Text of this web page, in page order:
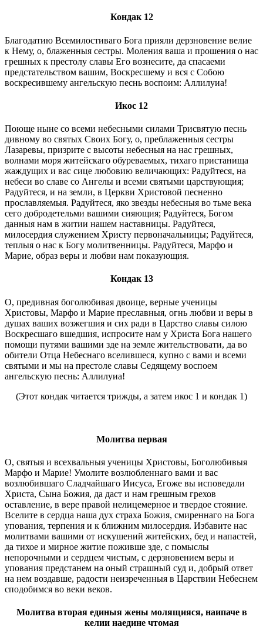
Кондак 12
Благодатию Всемилостиваго Бога прияли дерзновение велие
к Нему, о, блаженныя сестры. Моления ваша и прошения о нас
грешных к престолу славы Его вознесите, да спасаеми
предстательством вашим, Воскресшему и вся с Собою
воскресившему ангельскую песнь воспоим: Аллилуиа!
Икос 12
Поюще ныне со всеми небесными силами Трисвятую песнь
дивному во святых Своих Богу, о, преблаженныя сестры
Лазаревы, призрите с высоты небесныя на нас грешных,
волнами моря житейскаго обуреваемых, тихаго пристанища
жаждущих и вас сице любовию величающих: Радуйтеся, на
небеси во славе со Ангелы и всеми святыми царствующия;
Радуйтеся, и на земли, в Церкви Христовой песненно
прославляемыя. Радуйтеся, яко звезды небесныя во тьме века
сего добродетельми вашими сияющия; Радуйтеся, Богом
данныя нам в житии нашем наставницы. Радуйтеся,
милосердия служением Христу первоначальницы; Радуйтеся,
теплыя о нас к Богу молитвенницы. Радуйтеся, Марфо и
Марие, образ веры и любви нам показующия.
Кондак 13
О, предивная боголюбивая двоице, верные ученицы
Христовы, Марфо и Марие преславныя, огнь любви и веры в
душах ваших возжегшия и сих ради в Царство славы силою
Воскресшаго вшедшия, испросите нам у Христа Бога нашего
помощи путями вашими зде на земле жительствовати, да во
обители Отца Небеснаго вселившеся, купно с вами и всеми
святыми и мы на престоле славы Седящему воспоем
ангельскую песнь: Аллилуиа!
(Этот кондак читается трижды, а затем икос 1 и кондак 1)
Молитва первая
О, святыя и всехвальныя ученицы Христовы, Боголюбивыя
Марфо и Марие! Умолите возлюбленнаго вами и вас
возлюбившаго Сладчайшаго Иисуса, Егоже вы исповедали
Христа, Сына Божия, да даст и нам грешным грехов
оставление, в вере правой нелицемерное и твердое стояние.
Вселите в сердца наша дух страха Божия, смиреннаго на Бога
упования, терпения и к ближним милосердия. Избавите нас
молитвами вашими от искушений житейских, бед и напастей,
да тихое и мирное житие поживше зде, с помыслы
непорочными и сердцем чистым, с дерзновением веры и
упования предстанем на оный страшный суд и, добрый ответ
на нем воздавше, радости неизреченныя в Царствии Небеснем
сподобимся во веки веков.
Молитва вторая единыя жены молящияся, наипаче в
келии наедине чтомая